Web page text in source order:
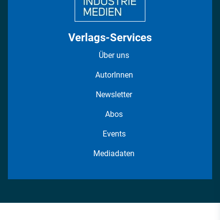
Verlags-Services
Über uns
AutorInnen
Newsletter
Abos
Events
Mediadaten